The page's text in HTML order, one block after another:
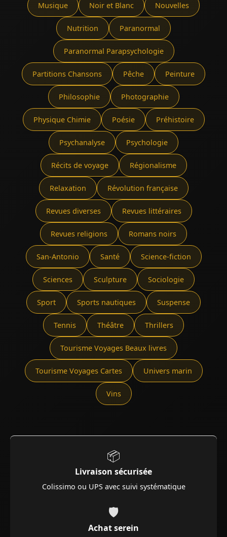
Musique Noir et Blanc Nouvelles
Nutrition Paranormal
Paranormal Parapsychologie
Partitions Chansons Pêche Peinture
Philosophie Photographie
Physique Chimie Poésie Préhistoire
Psychanalyse Psychologie
Récits de voyage Régionalisme
Relaxation Révolution française
Revues diverses Revues littéraires
Revues religions Romans noirs
San-Antonio Santé Science-fiction
Sciences Sculpture Sociologie
Sport Sports nautiques Suspense
Tennis Théâtre Thrillers
Tourisme Voyages Beaux livres
Tourisme Voyages Cartes Univers marin
Vins
📦
Livraison sécurisée
Colissimo ou UPS avec suivi systématique
🛡️
Achat serein